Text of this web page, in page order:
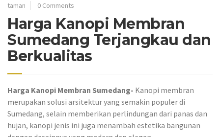
taman
0 Comments
Harga Kanopi Membran
Sumedang Terjangkau dan
Berkualitas
Harga Kanopi Membran Sumedang- Kanopi membran
merupakan solusi arsitektur yang semakin populer di
Sumedang, selain memberikan perlindungan dari panas dan
hujan, kanopi jenis ini juga menambah estetika bangunan